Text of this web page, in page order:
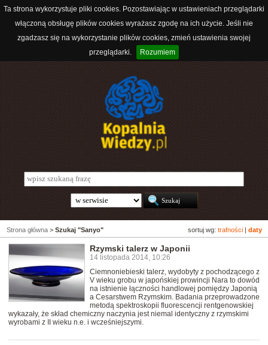
Ta strona wykorzystuje pliki cookies. Pozostawiając w ustawieniach przeglądarki
włączoną obsługę plików cookies wyrażasz zgodę na ich użycie. Jeśli nie
zgadzasz się na wykorzystanie plików cookies, zmień ustawienia swojej
przeglądarki.
Rozumiem
sortuj wg: trafności daty
Strona główna > Szukaj "Sanyo"
Rzymski talerz w Japonii
14 listopada 2014, 10:26
Ciemnoniebieski talerz, wydobyty z pochodzącego z
V wieku grobu w japońskiej prowincji Nara to dowód
na istnienie łączności handlowej pomiędzy Japonią
a Cesarstwem Rzymskim. Badania przeprowadzone
metodą spektroskopii fluorescencji rentgenowskiej
wykazały, że skład chemiczny naczynia jest niemal identyczny z rzymskimi
wyrobami z II wieku n.e. i wcześniejszymi.